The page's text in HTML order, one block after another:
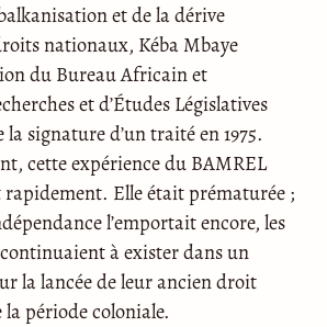
et de la dérive
nationaux, Kéba Mbaye
du Bureau Africain et
et d’Études Législatives
signature d’un traité en 1975.
cette expérience du BAMREL
rapidement. Elle était prématurée ;
l’emportait encore, les
à exister dans un
la lancée de leur ancien droit
période coloniale.